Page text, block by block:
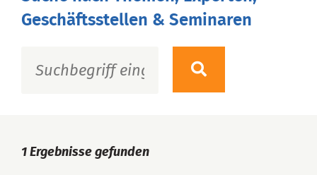
Geschäftsstellen & Seminaren
1 Ergebnisse gefunden